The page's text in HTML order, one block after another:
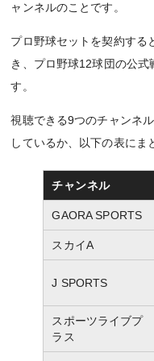
ャンネルのことです。
プロ野球セットを契約する
き、プロ野球12球団の公
す。
視聴できる9つのチャンネ
しているか、以下の表にま
チャンネル
GAORA SPORTS
スカイA
J SPORTS
スポーツライブプ
ラス